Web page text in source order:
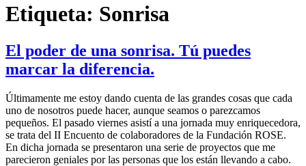
Etiqueta: Sonrisa
El poder de una sonrisa. Tú puedes
marcar la diferencia.
Últimamente me estoy dando cuenta de las grandes cosas que cada
uno de nosotros puede hacer, aunque seamos o parezcamos
pequeños. El pasado viernes asistí a una jornada muy enriquecedora,
se trata del II Encuento de colaboradores de la Fundación ROSE.
En dicha jornada se presentaron una serie de proyectos que me
parecieron geniales por las personas que los están llevando a cabo.